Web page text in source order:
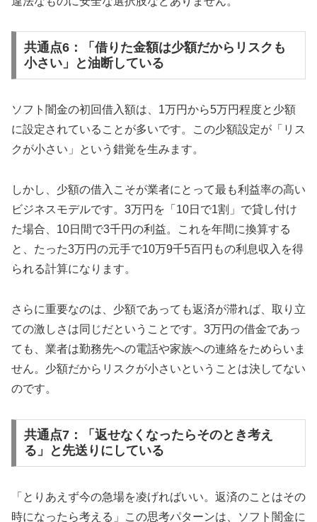
共通点6：「借りた金額は少額だからリスクも
小さい」と油断している
ソフト闇金の初回借入額は、1万円から5万円程度と少額
に設定されていることが多いです。この少額設定が「リス
クが小さい」という錯覚を生みます。
しかし、少額の借入こそが業者にとって最も利益率の高い
ビジネスモデルです。3万円を「10日で1割」で貸し付け
た場合、10日間で3千円の利益。これを年間に換算する
と、たった3万円の元手で10万9千5百円もの利息収入を得
られる計算になります。
さらに重要なのは、少額であっても返済が滞れば、取り立
ての激しさは同じだということです。3万円の借金であっ
ても、業者は勤務先への電話や家族への連絡をためらいま
せん。少額だからリスクが小さいということは決してない
のです。
共通点7：「返せなくなったらそのとき考え
る」と先送りにしている
「とりあえず今の急場を凌げればいい。返済のことはその
時になったら考える」この思考パターンは、ソフト闇金に